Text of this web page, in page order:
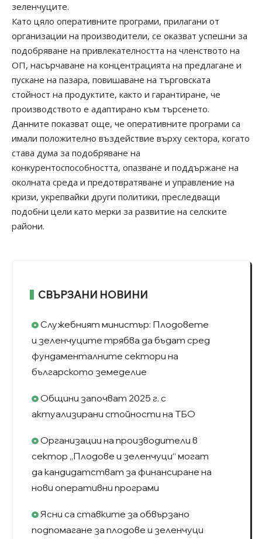
зеленчуците.
Като цяло оперативните програми, прилагани от
организации на производители, се оказват успешни за
подобряване на привлекателността на членството на
ОП, насърчаване на концентрацията на предлагане и
пускане на пазара, повишаване на търговската
стойност на продуктите, както и гарантиране, че
производството е адаптирано към търсенето.
Данните показват още, че оперативните програми са
имали положително въздействие върху сектора, когато
става дума за подобряване на
конкурентоспособността, опазване и поддържане на
околната среда и предотвратяване и управление на
кризи, укрепвайки други политики, преследващи
подобни цели като мерки за развитие на селските
райони.
СВЪРЗАНИ НОВИНИ
Служебният министър: Плодовете
и зеленчуците трябва да бъдат сред
фундаменталните сектори на
българското земеделие
Общини започват 2025 г. с
актуализирани стойности на ТБО
Организации на производители в
сектор „Плодове и зеленчуци“ могат
да кандидатстват за финансиране на
нови оперативни програми
Ясни са ставките за обвързано
подпомагане за плодове и зеленчуци